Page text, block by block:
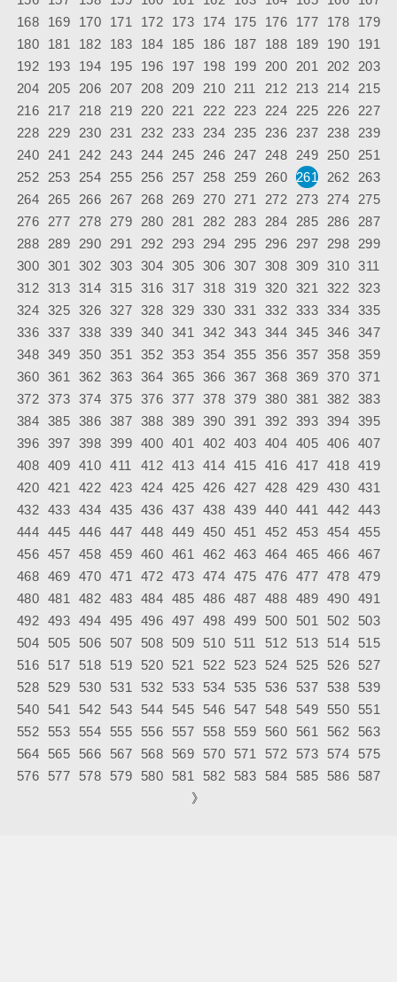
168
169 170 171 172 173 174 175 176 177 178
179
180
181 182 183 184 185 186 187 188 189 190
191
192
193 194 195 196 197 198 199 200 201 202
203
204
205 206 207 208 209 210 211 212 213 214
215
216
217 218 219 220 221 222 223 224 225 226
227
228
229 230 231 232 233 234 235 236 237 238
239
240
241 242 243 244 245 246 247 248 249 250
251
252
253 254 255 256 257 258 259 260 261 262
263
264
265 266 267 268 269 270 271 272 273 274
275
276
277 278 279 280 281 282 283 284 285 286
287
288
289 290 291 292 293 294 295 296 297 298
299
300 301 302 303 304 305 306 307 308 309 310
311
312 313 314 315 316 317 318 319 320 321 322 323
324 325 326 327 328 329 330 331 332 333 334 335
336 337 338 339 340 341 342 343 344 345 346 347
348 349 350 351 352 353 354 355 356 357 358 359
360 361 362 363 364 365 366 367 368 369 370 371
372 373 374 375 376 377 378 379 380 381 382 383
384 385 386 387 388 389 390 391 392 393 394 395
396 397 398 399 400 401 402 403 404 405 406 407
408 409 410 411 412 413 414 415 416 417 418 419
420 421 422 423 424 425 426 427 428 429 430 431
432 433 434 435 436 437 438 439 440 441 442 443
444 445 446 447 448 449 450 451 452 453 454 455
456 457 458 459 460 461 462 463 464 465 466 467
468 469 470 471 472 473 474 475 476 477 478 479
480 481 482 483 484 485 486 487 488 489 490 491
492 493 494 495 496 497 498 499 500 501 502
503
504
505 506 507 508 509 510 511 512 513 514
515
516
517 518 519 520 521 522 523 524 525 526
527
528
529 530 531 532 533 534 535 536 537 538
539
540
541 542 543 544 545 546 547 548 549 550
551
552
553 554 555 556 557 558 559 560 561 562
563
564
565 566 567 568 569 570 571 572 573 574
575
576
577 578 579 580 581 582 583 584 585 586
587
》